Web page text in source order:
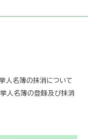
人名簿の抹消について
人名簿の登録及び抹消